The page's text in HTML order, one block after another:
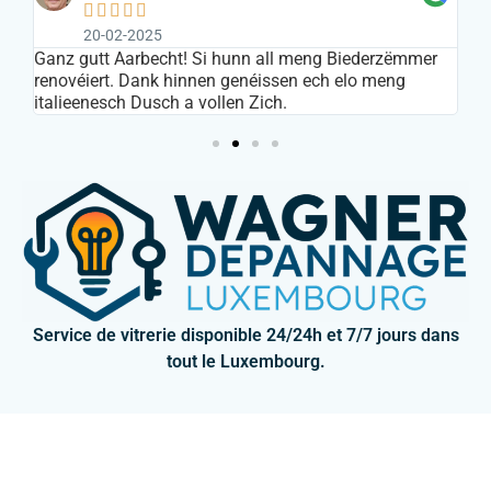
    
20-02-2025
Ganz gutt Aarbecht! Si hunn all meng Biederzëmmer
renovéiert. Dank hinnen genéissen ech elo meng
italieenesch Dusch a vollen Zich.
Service de vitrerie disponible 24/24h et 7/7 jours dans
tout le Luxembourg.